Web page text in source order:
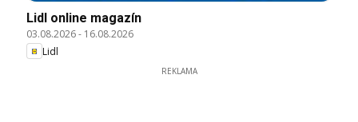
Lidl online magazín
03.08.2026- 16.08.2026
Lidl
REKLAMA